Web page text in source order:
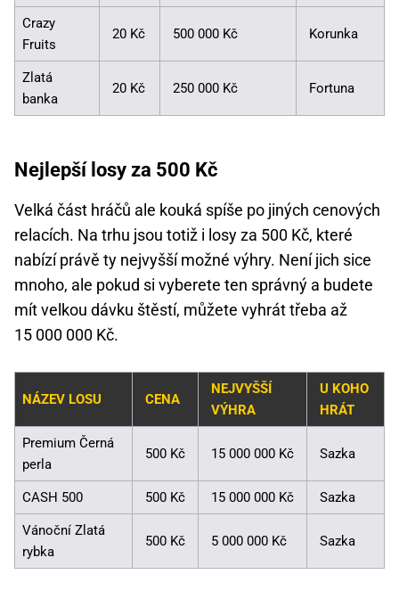
Crazy
Fruits
20 Kč 500 000 Kč Korunka
Zlatá
banka
20 Kč 250 000 Kč Fortuna
Nejlepší losy za 500 Kč
Velká část hráčů ale kouká spíše po jiných cenových
relacích. Na trhu jsou totiž i losy za 500 Kč, které
nabízí právě ty nejvyšší možné výhry. Není jich sice
mnoho, ale pokud si vyberete ten správný a budete
mít velkou dávku štěstí, můžete vyhrát třeba až
15 000 000 Kč.
NÁZEV LOSU CENA
NEJVYŠŠÍ
VÝHRA
U KOHO
HRÁT
Premium Černá
perla
500 Kč 15 000 000 Kč Sazka
CASH 500 500 Kč 15 000 000 Kč Sazka
Vánoční Zlatá
rybka
500 Kč 5 000 000 Kč Sazka